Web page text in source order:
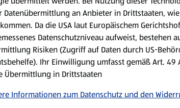
schlagen.
dazu geben
Die Masse auf
backen.
Rechtecke
Glasur
Datenübermittlung an Anbieter in Drittstaaten,
kommen. Da die USA laut Europäischem
Datenschutzniveau aufweist, bestehen
Risiken (Zugriff auf Daten durch US-
Ihr Einwilligung umfasst gemäß Art. 49
Übermittlung in Drittstaaten
Informationen zum Datenschutz und den